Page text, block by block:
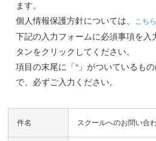
ます。
個人情報保護方針については、
こちら
下記の入力フォームに必須事項を入
タンをクリックしてください。
項目の末尾に「* 」がついているも
で、必ずご入力ください。
件名 スクールへのお問い合